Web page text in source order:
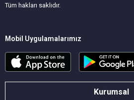
Tüm hakları saklıdır.
Mobil Uygulamalarımız
Kurumsal